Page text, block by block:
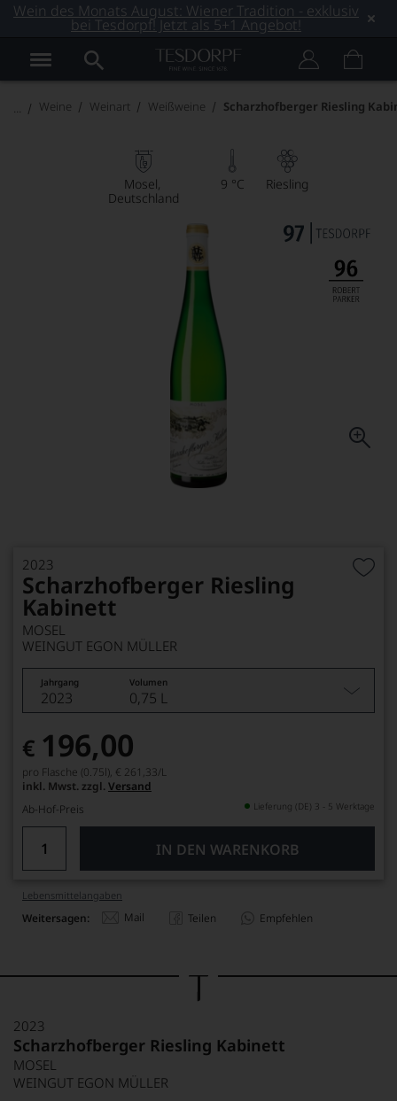
Wein des Monats August: Wiener Tradition - exklusiv
bei Tesdorpf! Jetzt als 5+1 Angebot!
Weine Weinart Weißweine Scharzhofberger Riesling
Mosel
Deutschland
9 °C Riesling
2023
Scharzhofberger Riesling
Kabinett
MOSEL
WEINGUT EGON MÜLLER
Jahrgang Volumen
2023 0,75 L
€ 196,00
pro Flasche (0.75l), € 261,33/L
inkl. Mwst. zzgl. Versand
Ab-Hof-Preis
Lieferung (DE) 3 - 5 Werktage
IN DEN WARENKORB
Lebensmittel­angaben
Weitersagen: Mail Teilen Empfehlen
2023
Scharzhofberger Riesling Kabinett
MOSEL
WEINGUT EGON MÜLLER